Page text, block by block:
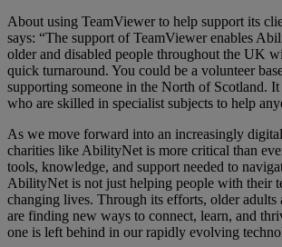
About using TeamViewer to help support its
says: “The support of TeamViewer enables
older and disabled people throughout the UK
quick turnaround. You could be a volunteer
supporting someone in the North of Scotland. It
who are skilled in specialist subjects to help
As we move forward into an increasingly
charities like AbilityNet is more critical than
tools, knowledge, and support needed to
AbilityNet is not just helping people with their
changing lives. Through its efforts, older adults
are finding new ways to connect, learn, and
one is left behind in our rapidly evolving